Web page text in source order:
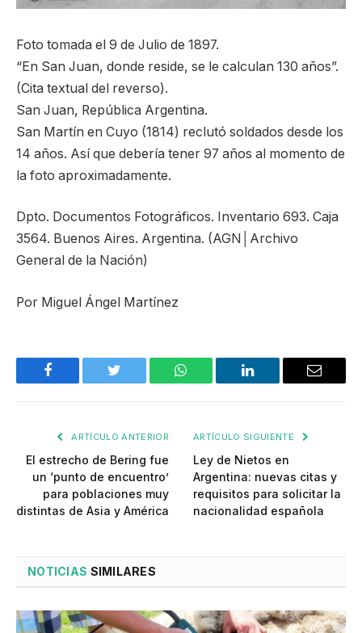
Foto tomada el 9 de Julio de 1897.
“En San Juan, donde reside, se le calculan 130 años”.
(Cita textual del reverso).
San Juan, República Argentina.
San Martín en Cuyo (1814) reclutó soldados desde los
14 años. Así que debería tener 97 años al momento de
la foto aproximadamente.
Dpto. Documentos Fotográficos. Inventario 693. Caja
3564. Buenos Aires. Argentina. (AGN│Archivo
General de la Nación)
Por Miguel Ángel Martínez
Facebook Twitter WhatsApp LinkedIn Email
ARTÍCULO ANTERIOR
El estrecho de Bering fue
un ‘punto de encuentro’
para poblaciones muy
distintas de Asia y América
ARTÍCULO SIGUIENTE
Ley de Nietos en
Argentina: nuevas citas y
requisitos para solicitar la
nacionalidad española
NOTICIAS SIMILARES